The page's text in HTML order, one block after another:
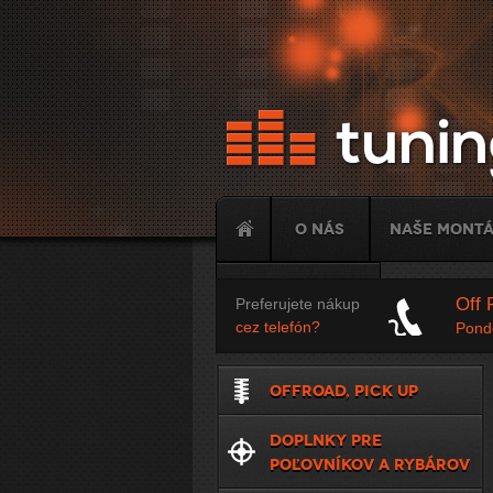
O nás Naše
Tuning
Preferujete nákup
cez telefón?
Off
OFFROAD, PICK UP
DOPLNKY PRE
POĽOVNÍKOV A RYBÁROV